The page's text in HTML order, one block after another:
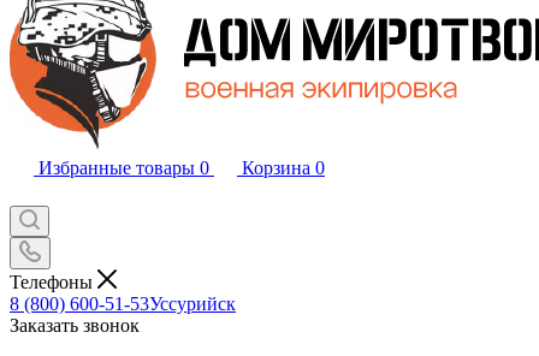
Избранные товары 0 Корзина 0
Телефоны
8 (800) 600-51-53Уссурийск
Заказать звонок